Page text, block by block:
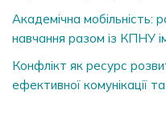
Академічна мобільність:
навчання разом із КПНУ
Конфлікт як ресурс
ефективної комунікації